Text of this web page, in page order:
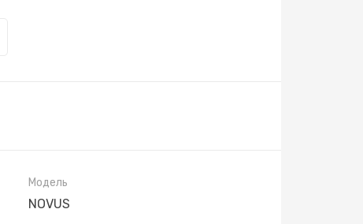
Модель
NOVUS